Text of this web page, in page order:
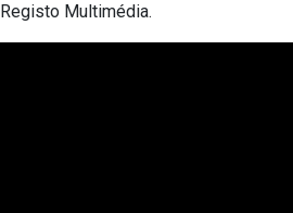
Registo Multimédia.